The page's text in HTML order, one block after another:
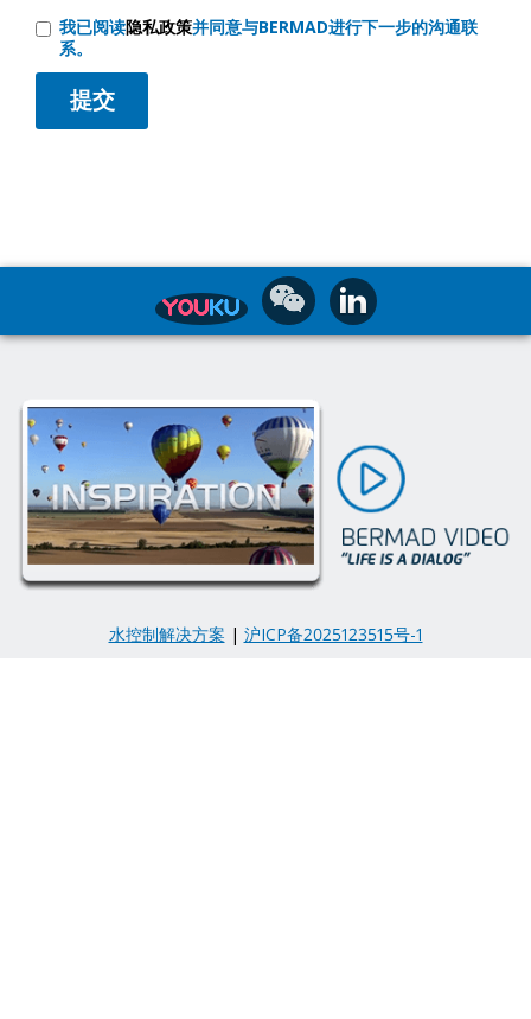
我已阅读隐私政策并同意与BERMAD进行下一步的沟通联
系。
水控制解决方案 | 沪ICP备2025123515号-1